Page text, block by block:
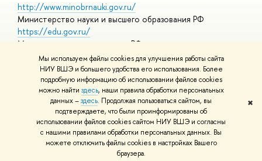
Мы используем файлы cookies для улучшения работы сайта
НИУ ВШЭ и большего удобства его использования. Более
подробную информацию об использовании файлов cookies
можно найти здесь, наши правила обработки персональных
данных –здесь. Продолжая пользоваться сайтом, вы
подтверждаете, что были проинформированы об
использовании файлов cookies сайтом НИУ ВШЭ и согласны
с нашими правилами обработки персональных данных. Вы
можете отключить файлы cookies в настройках Вашего
браузера.
✖
http://www.minobrnauki.gov.ru/
Министерство науки и высшего образования РФ
https://edu.gov.ru/
Министерство просвещения РФ
https://elearning.hse.ru/mooc
Массовые открытые онлайн-курсы
© НИУ ВШЭ 1993–2026 Адреса и контактыУсловия
использования материалов Политика конфиденциальности
Шрифты HSE Sans и HSE Slab разработаны вШколе дизайна НИУ